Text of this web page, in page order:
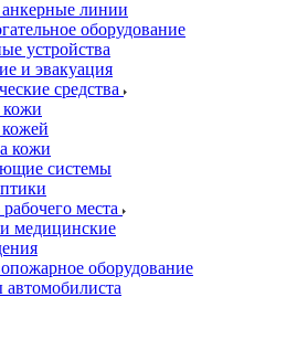
линии
оборудование
устройства
и эвакуация
средства
кожи
кожей
кожи
системы
места
медицинские
оборудование